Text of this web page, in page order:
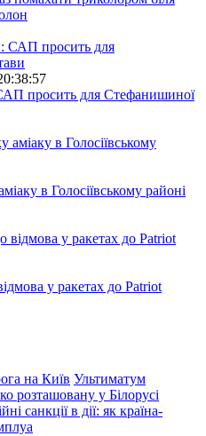
просить для Стефанишиної
в Голосіївському районі
у ракетах до Patriot
на Київ Ультиматум
розташовану у Білорусі
санкції в дії: як країна-